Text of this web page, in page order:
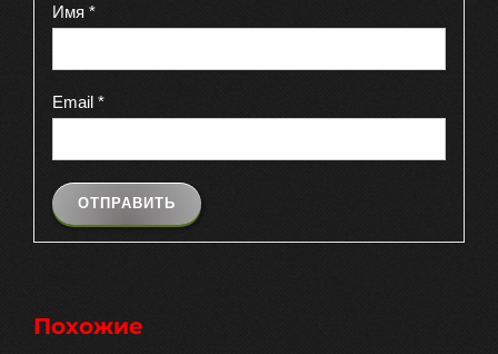
Имя *
Email *
Похожие